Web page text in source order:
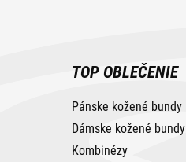
TOP OBLEČENIE
Pánske kožené bundy
Dámske kožené bundy
Kombinézy